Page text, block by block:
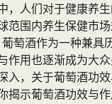
，人们对于健康养生
范围内养生保健市
萄酒作为一种兼具
作用也逐渐成为大众
入，关于葡萄酒功
揭示葡萄酒功效与